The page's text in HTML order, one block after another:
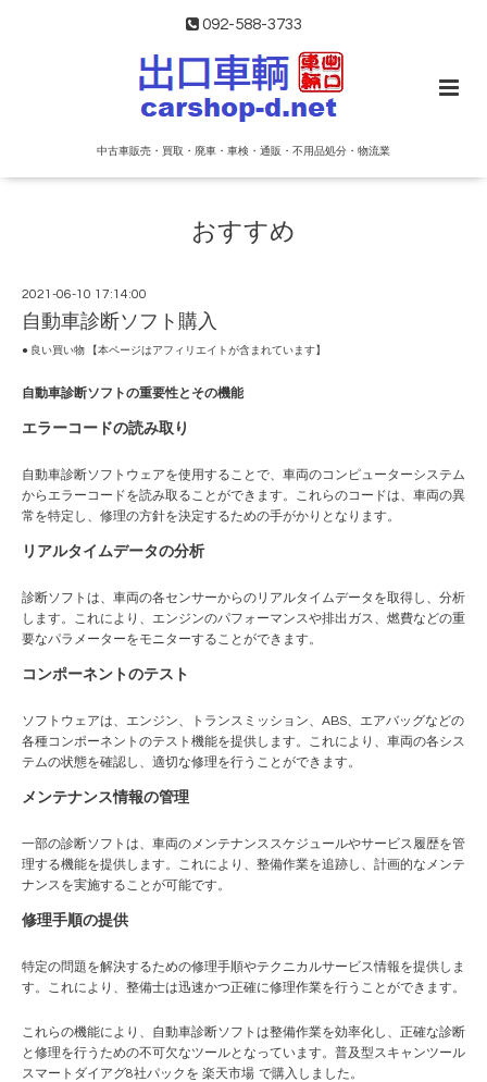
092-588-3733
中古車販売・買取・廃車・車検・通販・不用品処分・物流業
おすすめ
2021-06-10 17:14:00
自動車診断ソフト購入
● 良い買い物 【本ページはアフィリエイトが含まれています】
自動車診断ソフトの重要性とその機能
エラーコードの読み取り
自動車診断ソフトウェアを使用することで、車両のコンピューターシステム
からエラーコードを読み取ることができます。これらのコードは、車両の異
常を特定し、修理の方針を決定するための手がかりとなります。
リアルタイムデータの分析
診断ソフトは、車両の各センサーからのリアルタイムデータを取得し、分析
します。これにより、エンジンのパフォーマンスや排出ガス、燃費などの重
要なパラメーターをモニターすることができます。
コンポーネントのテスト
ソフトウェアは、エンジン、トランスミッション、ABS、エアバッグなどの
各種コンポーネントのテスト機能を提供します。これにより、車両の各シス
テムの状態を確認し、適切な修理を行うことができます。
メンテナンス情報の管理
一部の診断ソフトは、車両のメンテナンススケジュールやサービス履歴を管
理する機能を提供します。これにより、整備作業を追跡し、計画的なメンテ
ナンスを実施することが可能です。
修理手順の提供
特定の問題を解決するための修理手順やテクニカルサービス情報を提供しま
す。これにより、整備士は迅速かつ正確に修理作業を行うことができます。
これらの機能により、自動車診断ソフトは整備作業を効率化し、正確な診断
と修理を行うための不可欠なツールとなっています。普及型スキャンツール
スマートダイアグ8社パックを 楽天市場 で購入しました。